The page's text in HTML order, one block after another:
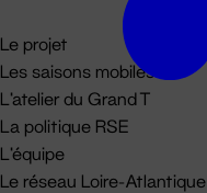
Le projet
Les saisons mobiles
L'atelier du Grand T
La politique RSE
L'équipe
Le réseau Loire-Atlantique